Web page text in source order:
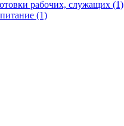
рабочих, служащих (1)
(1)